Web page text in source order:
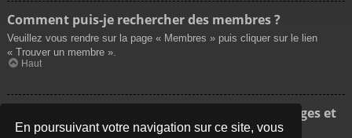
En poursuivant votre navigation sur ce site, vous
Comment puis-je rechercher des membres ?
Veuillez vous rendre sur la page « Membres » puis cliquer sur le lien
« Trouver un membre ».
Haut
Comment puis-je retrouver mes propres messages et
sujets ?